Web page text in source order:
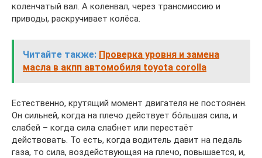
коленчатый вал. А коленвал, через трансмиссию и
приводы, раскручивает колёса.
Читайте также: Проверка уровня и замена
масла в акпп автомобиля toyota corolla
Естественно, крутящий момент двигателя не постоянен.
Он сильней, когда на плечо действует бо́льшая сила, и
слабей – когда сила слабнет или перестаёт
действовать. То есть, когда водитель давит на педаль
газа, то сила, воздействующая на плечо, повышается, и,